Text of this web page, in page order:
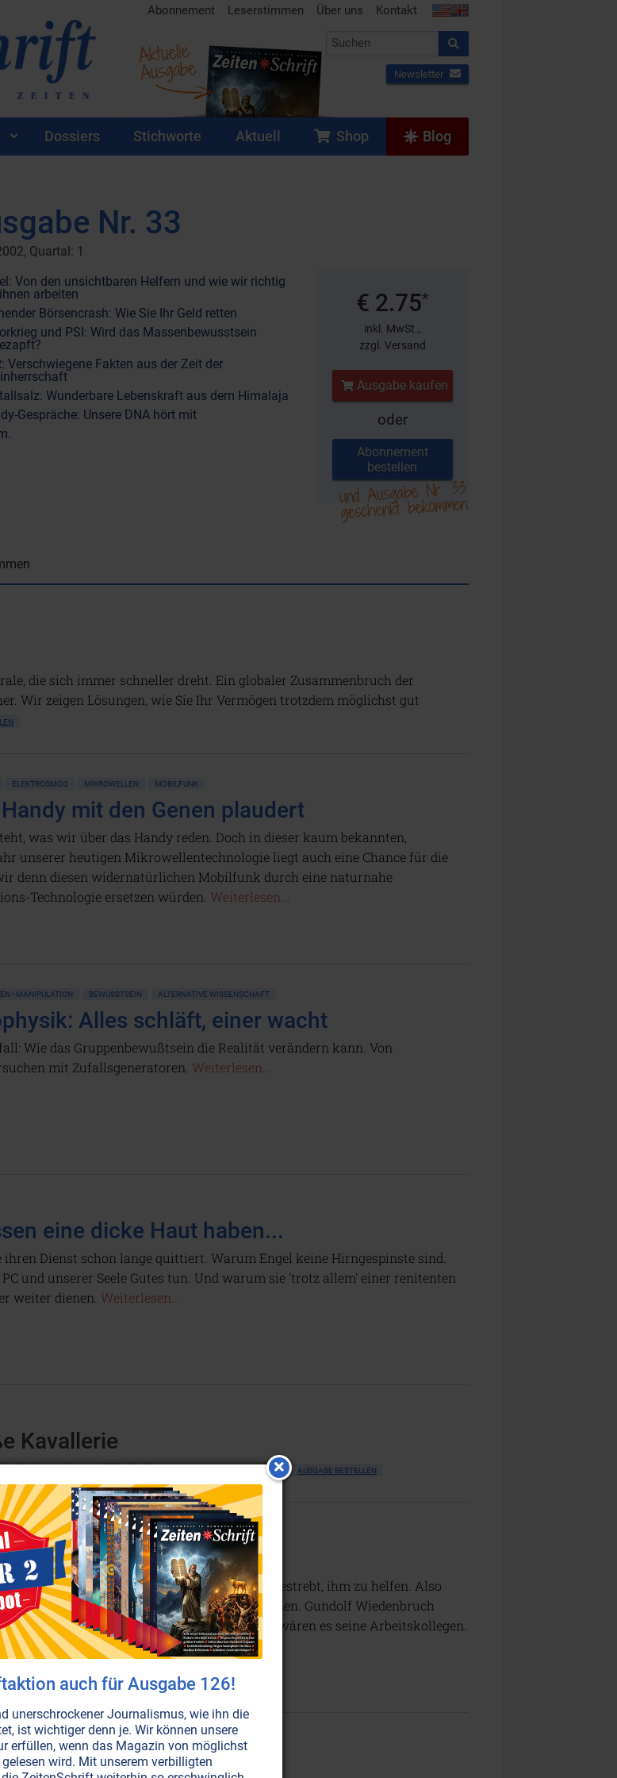
Abonnement Leserstimmen Über uns Kontakt
Newsletter
Aktuelle
Ausgabe
Dossiers Stichworte Aktuell Shop Blog
Nr. 33
Quartal: 1
Von den unsichtbaren Helfern und wie wir richtig
arbeiten
Börsencrash: Wie Sie Ihr Geld retten
und PSI: Wird das Massenbewusstsein
Verschwiegene Fakten aus der Zeit der
Wunderbare Lebenskraft aus dem Himalaja
Gespräche: Unsere DNA hört mit
€ 2.75*
inkl. MwSt.,
zzgl. Versand
Ausgabe kaufen
oder
Abonnement
bestellen
und Ausgabe Nr. 33
geschenkt bekommen
die sich immer schneller dreht. Ein globaler Zusammenbruch der
Wir zeigen Lösungen, wie Sie Ihr Vermögen trotzdem möglichst gut
ELEKTROSMOG MIKROWELLEN MOBILFUNK
mit den Genen plaudert
was wir über das Handy reden. Doch in dieser kaum bekannten,
unserer heutigen Mikrowellentechnologie liegt auch eine Chance für die
denn diesen widernatürlichen Mobilfunk durch eine naturnahe
Technologie ersetzen würden. Weiterlesen...
• MANIPULATION BEWUSSTSEIN ALTERNATIVE WISSENSCHAFT
Alles schläft, einer wacht
Wie das Gruppenbewußtsein die Realität verändern kann. Von
mit Zufallsgeneratoren. Weiterlesen...
eine dicke Haut haben...
ihren Dienst schon lange quittiert. Warum Engel keine Hirngespinste sind.
und unserer Seele Gutes tun. Und warum sie 'trotz allem' einer renitenten
weiter dienen. Weiterlesen...
Kavallerie
Kriege eingegriffen haben. NICHT ONLINE VERFÜGBAR AUSGABE BESTELLEN
ENGEL HEILUNG
Naturwissenschaft"
Engeln: Sie sind die Hüter des Menschen und bestrebt, ihm zu helfen. Also
wie wir Hand in Hand mit Engeln gehen können. Gundolf Wiedenbruch
diesen ätherischen Wesen in einer Weise, als wären es seine Arbeitskollegen.
auch für Ausgabe 126!
unerschrockener Journalismus, wie ihn die
ist wichtiger denn je. Wir können unsere
erfüllen, wenn das Magazin von möglichst
wird. Mit unserem verbilligten